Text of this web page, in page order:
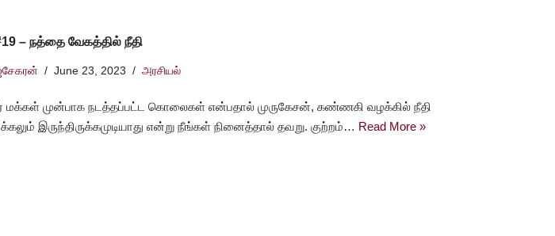
– நத்தை வேகத்தில் நீதி
June 23, 2023 அரசியல்
முன்பாக நடத்தப்பட்ட கொலைகள் என்பதால் முருகேசன், கண்ணகி வழக்கில் நீதி
இருந்திருக்கமுடியாது என்று நீங்கள் நினைத்தால் தவறு. குற்றம்… Read More »